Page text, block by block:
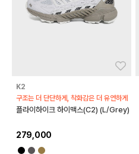
K2
구조는 더 단단하게, 착화감은 더 유연하게
플라이하이크 하이맥스(C2) (L/Grey)
279,000